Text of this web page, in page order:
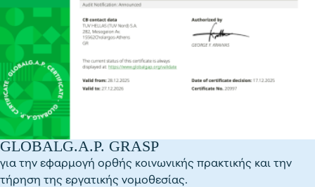
GLOBALG.A.P. GRASP
για την εφαρμογή ορθής κοινωνικής πρακτικής και την
τήρηση της εργατικής νομοθεσίας.